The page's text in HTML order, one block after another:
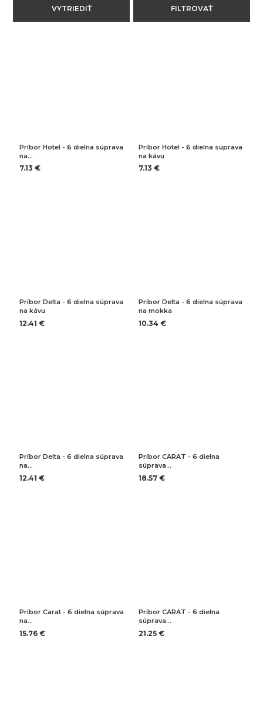
VYTRIEDIŤ FILTROVAŤ
Príbor Hotel - 6 dielna súprava
na…
7.13 €
Príbor Hotel - 6 dielna súprava
na kávu
7.13 €
Príbor Delta - 6 dielna súprava
na kávu
12.41 €
Príbor Delta - 6 dielna súprava
na mokka
10.34 €
Príbor Delta - 6 dielna súprava
na…
12.41 €
Príbor CARAT - 6 dielna
súprava…
18.57 €
Príbor Carat - 6 dielna súprava
na…
15.76 €
Príbor CARAT - 6 dielna
súprava…
21.25 €